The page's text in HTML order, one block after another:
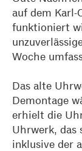
auf dem Karl-
funktioniert
Woche
Das alte
Demontage
erhielt die
Uhrwerk, das
inklusive der